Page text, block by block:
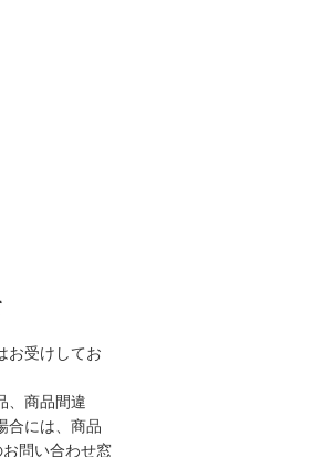
お受けしてお
、商品間違
合には、商品
問い合わせ窓